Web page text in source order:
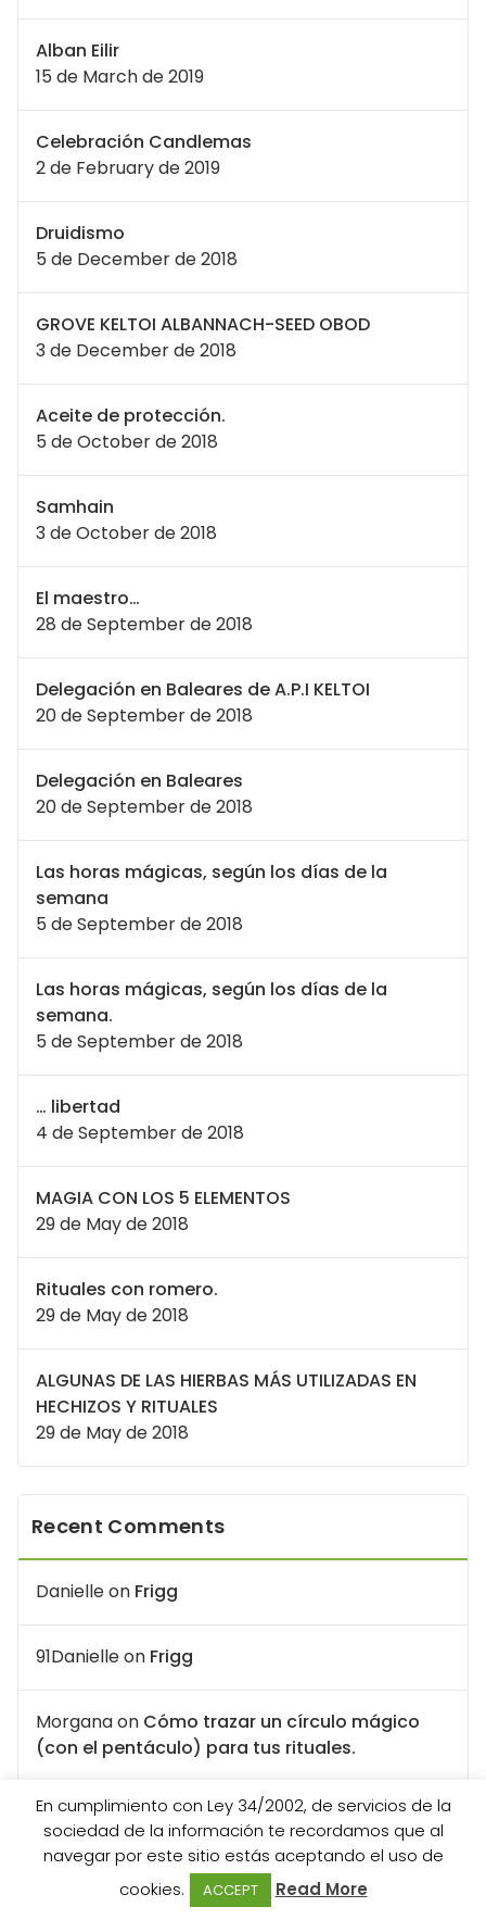
Alban Eilir
15 de March de 2019
Celebración Candlemas
2 de February de 2019
Druidismo
5 de December de 2018
GROVE KELTOI ALBANNACH-SEED OBOD
3 de December de 2018
Aceite de protección.
5 de October de 2018
Samhain
3 de October de 2018
El maestro…
28 de September de 2018
Delegación en Baleares de A.P.I KELTOI
20 de September de 2018
Delegación en Baleares
20 de September de 2018
Las horas mágicas, según los días de la
semana
5 de September de 2018
Las horas mágicas, según los días de la
semana.
5 de September de 2018
… libertad
4 de September de 2018
MAGIA CON LOS 5 ELEMENTOS
29 de May de 2018
Rituales con romero.
29 de May de 2018
ALGUNAS DE LAS HIERBAS MÁS UTILIZADAS EN
HECHIZOS Y RITUALES
29 de May de 2018
Recent Comments
Danielleon Frigg
91Danielleon Frigg
Morganaon Cómo trazar un círculo mágico
(con el pentáculo) para tus rituales.
LizbettonCómo trazar un círculo mágico (con
el pentáculo) para tus rituales.
maria de la luz gándaraonBolas de Bruja.
En cumplimiento con Ley 34/2002, de servicios de la
sociedad de la información te recordamos que al
navegar por este sitio estás aceptando el uso de
cookies.
ACCEPT Read More